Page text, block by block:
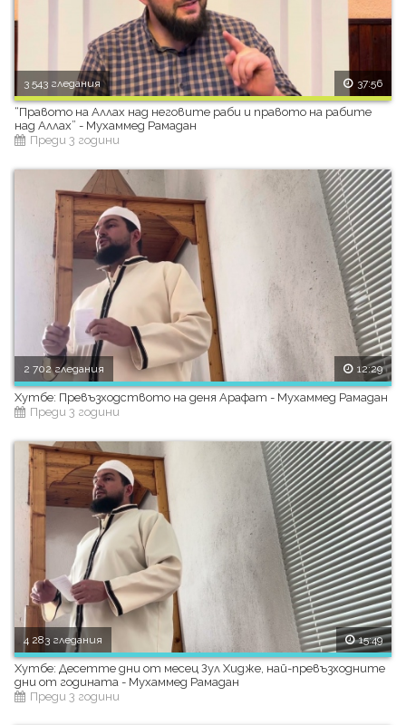
3 543 гледания 37:56
“Правото на Аллах над неговите раби и правото на рабите
над Аллах” - Мухаммед Рамадан
Преди 3 години
2 702 гледания 12:29
Хутбе: Превъзходството на деня Арафат - Мухаммед Рамадан
Преди 3 години
4 283 гледания 15:49
Хутбе: Десетте дни от месец Зул Хидже, най-превъзходните
дни от годината - Мухаммед Рамадан
Преди 3 години